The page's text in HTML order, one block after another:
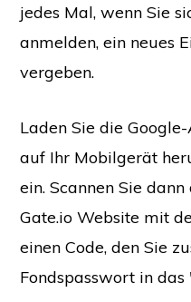
jedes Mal, wenn Sie
anmelden, ein neues
vergeben.
Laden Sie die
auf Ihr Mobilgerät
ein. Scannen Sie
Gate.io Website mit
einen Code, den Sie
Fondspasswort in